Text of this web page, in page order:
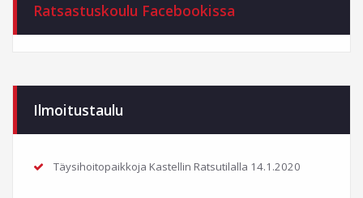
Ratsastuskoulu Facebookissa
Ilmoitustaulu
Täysihoitopaikkoja Kastellin Ratsutilalla 14.1.2020